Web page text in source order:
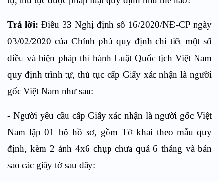
Trả lời: Điều 33 Nghị định số 16/2020/NĐ-CP ngày
03/02/2020 của Chính phủ quy định chi tiết một số
điều và biện pháp thi hành Luật Quốc tịch Việt Nam
quy định trình tự, thủ tục cấp Giấy xác nhận là người
gốc Việt Nam như sau:
- Người yêu cầu cấp Giấy xác nhận là người gốc Việt
Nam lập 01 bộ hồ sơ, gồm Tờ khai theo mẫu quy
định, kèm 2 ảnh 4x6 chụp chưa quá 6 tháng và bản
sao các giấy tờ sau đây: